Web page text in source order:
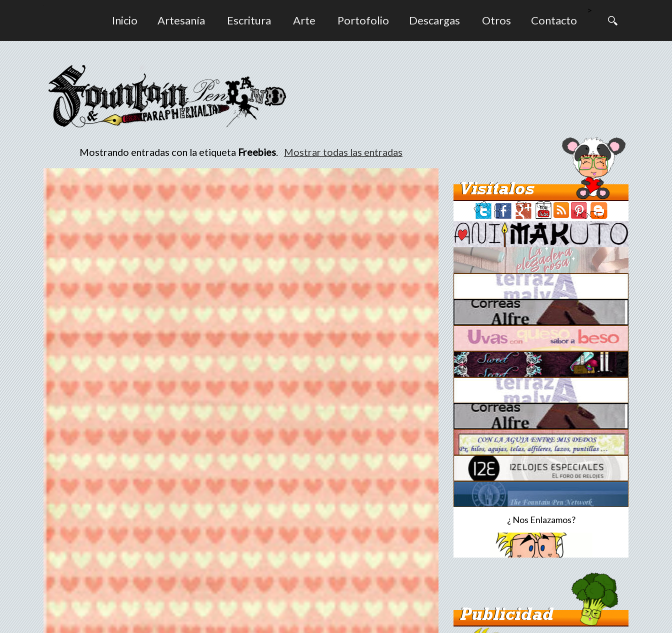
Inicio Artesanía Escritura Arte Portofolio Descargas Otros Contacto
>
Mostrando entradas con la etiquetaFreebies. Mostrar todas las entradas
¿ Nos Enlazamos?